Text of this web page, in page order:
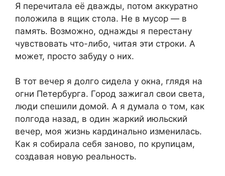
Я перечитала её дважды, потом аккуратно
положила в ящик стола. Не в мусор — в
память. Возможно, однажды я перестану
чувствовать что-либо, читая эти строки. А
может, просто забуду о них.
В тот вечер я долго сидела у окна, глядя на
огни Петербурга. Город зажигал свои света,
люди спешили домой. А я думала о том, как
полгода назад, в один жаркий июльский
вечер, моя жизнь кардинально изменилась.
Как я собирала себя заново, по крупицам,
создавая новую реальность.